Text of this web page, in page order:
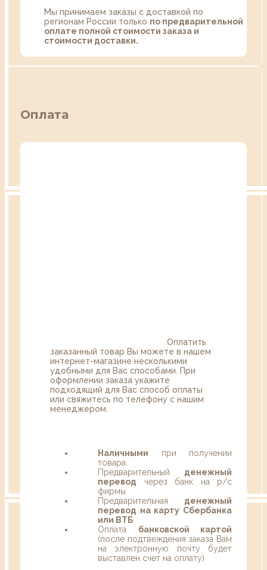
Мы принимаем заказы с доставкой по
регионам России только по предварительной
оплате полной стоимости заказа и
стоимости доставки.
Оплата
Оплатить
заказанный товар Вы можете в нашем
интернет-магазине несколькими
удобными для Вас способами. При
оформлении заказа укажите
подходящий для Вас способ оплаты
или свяжитесь по телефону с нашим
менеджером.
Наличными при получении
товара
Предварительный денежный
перевод через банк на р/с
фирмы
Предварительная денежный
перевод на карту Сбербанка
или ВТБ
Оплата банковской картой
(после подтвеждения заказа Вам
на электронную почту будет
выставлен счет на оплату)